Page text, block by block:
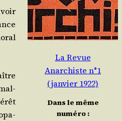
La Revue
Anarchiste n°1
(janvier 1922)
Dans le même
numéro :